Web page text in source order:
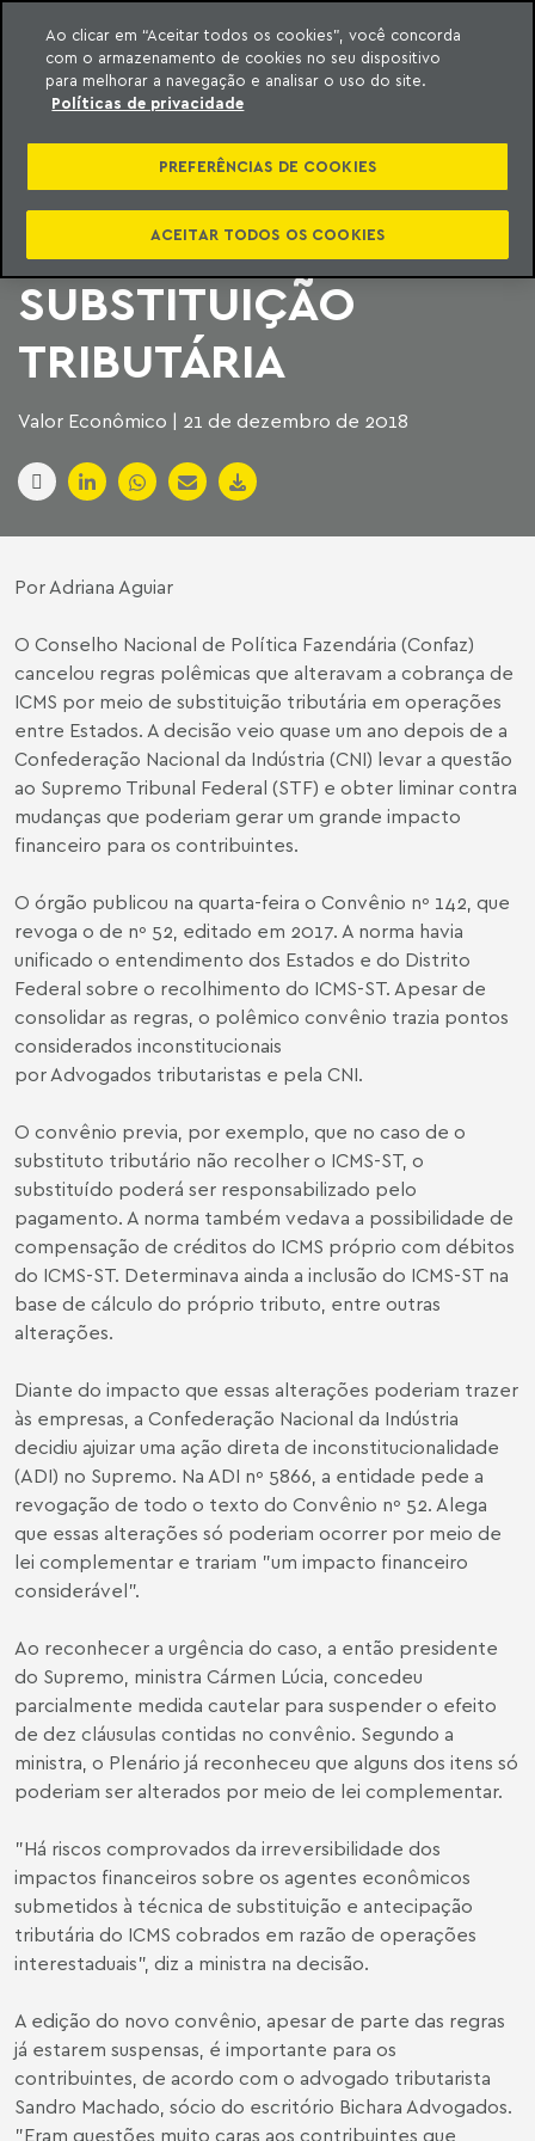
o conteúdo
Machado Meyer
CONFAZ REVOGA
PONTOS POLÊMICOS
DE CONVÊNIO SOBRE
SUBSTITUIÇÃO
TRIBUTÁRIA
Valor Econômico | 21 de dezembro de 2018
Por Adriana Aguiar
O Conselho Nacional de Política Fazendária (Confaz)
cancelou regras polêmicas que alteravam a cobrança de
ICMS por meio de substituição tributária em operações
entre Estados. A decisão veio quase um ano depois de a
Confederação Nacional da Indústria (CNI) levar a questão
ao Supremo Tribunal Federal (STF) e obter liminar contra
mudanças que poderiam gerar um grande impacto
financeiro para os contribuintes.
O órgão publicou na quarta-feira o Convênio nº 142, que
revoga o de nº 52, editado em 2017. A norma havia
unificado o entendimento dos Estados e do Distrito
Federal sobre o recolhimento do ICMS-ST. Apesar de
consolidar as regras, o polêmico convênio trazia pontos
considerados inconstitucionais
por Advogados tributaristas e pela CNI.
O convênio previa, por exemplo, que no caso de o
substituto tributário não recolher o ICMS-ST, o
substituído poderá ser responsabilizado pelo
pagamento. A norma também vedava a possibilidade de
compensação de créditos do ICMS próprio com débitos
do ICMS-ST. Determinava ainda a inclusão do ICMS-ST na
base de cálculo do próprio tributo, entre outras
alterações.
Diante do impacto que essas alterações poderiam trazer
às empresas, a Confederação Nacional da Indústria
decidiu ajuizar uma ação direta de inconstitucionalidade
(ADI) no Supremo. Na ADI nº 5866, a entidade pede a
revogação de todo o texto do Convênio nº 52. Alega
que essas alterações só poderiam ocorrer por meio de
lei complementar e trariam "um impacto financeiro
considerável".
Ao reconhecer a urgência do caso, a então presidente
do Supremo, ministra Cármen Lúcia, concedeu
parcialmente medida cautelar para suspender o efeito
de dez cláusulas contidas no convênio. Segundo a
ministra, o Plenário já reconheceu que alguns dos itens só
poderiam ser alterados por meio de lei complementar.
"Há riscos comprovados da irreversibilidade dos
impactos financeiros sobre os agentes econômicos
submetidos à técnica de substituição e antecipação
tributária do ICMS cobrados em razão de operações
interestaduais", diz a ministra na decisão.
A edição do novo convênio, apesar de parte das regras
já estarem suspensas, é importante para os
contribuintes, de acordo com o advogado tributarista
Sandro Machado, sócio do escritório Bichara Advogados.
"Eram questões muito caras aos contribuintes que
Ao clicar em “Aceitar todos os cookies”, você concorda
com o armazenamento de cookies no seu dispositivo
para melhorar a navegação e analisar o uso do site.
Políticas de privacidade
PREFERÊNCIAS DE COOKIES
ACEITAR TODOS OS COOKIES